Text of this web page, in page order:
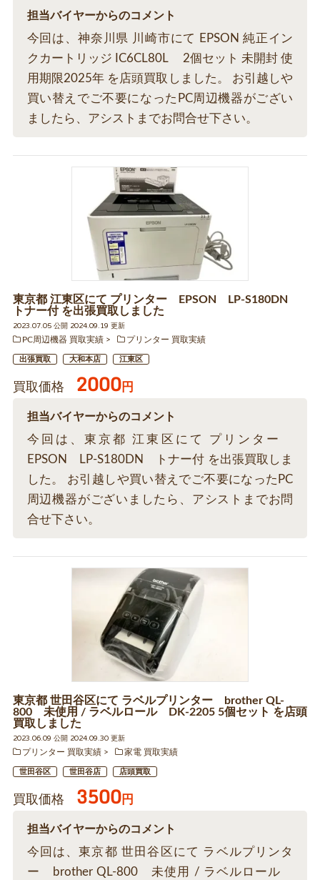
担当バイヤーからのコメント
今回は、神奈川県 川崎市にて EPSON 純正イン
クカートリッジ IC6CL80L 2個セット 未開封 使
用期限2025年 を店頭買取しました。 お引越しや
買い替えでご不要になったPC周辺機器がござい
ましたら、アシストまでお問合せ下さい。
東京都 江東区にて プリンター EPSON LP-S180DN
トナー付 を出張買取しました
2023.07.05 公開 2024.09.19 更新
PC周辺機器 買取実績
プリンター 買取実績
出張買取 大和本店 江東区
買取価格 2000円
担当バイヤーからのコメント
今回は、東京都 江東区にて プリンター
EPSON LP-S180DN トナー付 を出張買取しま
した。 お引越しや買い替えでご不要になったPC
周辺機器がございましたら、アシストまでお問
合せ下さい。
東京都 世田谷区にて ラベルプリンター brother QL-
800 未使用 / ラベルロール DK-2205 5個セット を店頭
買取しました
2023.06.09 公開 2024.09.30 更新
プリンター 買取実績
家電 買取実績
世田谷区 世田谷店 店頭買取
買取価格 3500円
担当バイヤーからのコメント
今回は、東京都 世田谷区にて ラベルプリンタ
ー brother QL-800 未使用 / ラベルロール